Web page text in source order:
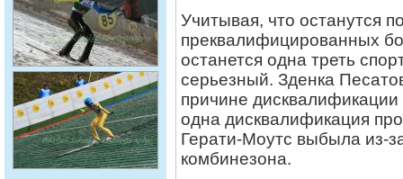
Учитывая, что останутся
преквалифицированных
останется одна треть
серьезный. Зденка
причине
одна дисквалификация
Герати-Моутс выбыла из-
комбинезона.